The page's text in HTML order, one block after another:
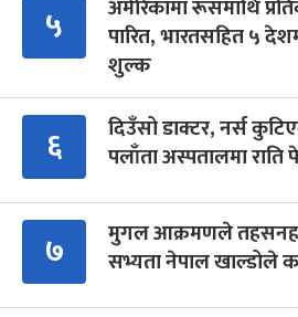
५
अमेरिकामा रूसमाथि
पारित, भारतसहित ५
शुल्क
६
दिउँसो डाक्टर, नर्स
पलाँता अस्पतालमा
७
मुगल आक्रमणले
सभ्यता नेपाल खाल्डोले